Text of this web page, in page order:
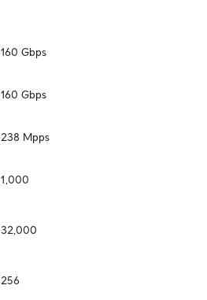
160 Gbps
160 Gbps
238 Mpps
1,000
32,000
256